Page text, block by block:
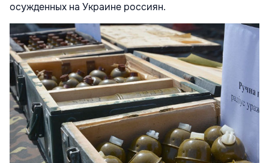
осужденных на Украине россиян.